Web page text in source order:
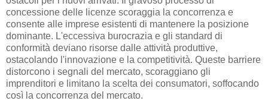
concessione delle licenze scoraggia la concorrenza e
consente alle imprese esistenti di mantenere la posizione
dominante. L'eccessiva burocrazia e gli standard di
conformità deviano risorse dalle attività produttive,
ostacolando l'innovazione e la competitività. Queste barriere
distorcono i segnali del mercato, scoraggiano gli
imprenditori e limitano la scelta dei consumatori, soffocando
così la concorrenza del mercato.